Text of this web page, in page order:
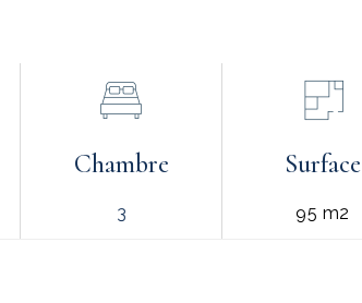
Chambre
3
Surface
95 m2